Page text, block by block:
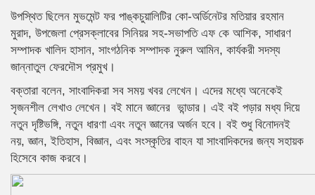
উপস্থিত ছিলেন মুভমেন্ট ফর পাঙ্কচুয়ালিটির কো-অর্ডিনেটর মতিয়ার রহমান
মুরাদ, উপজেলা প্রেসক্লাবের সিনিয়র সহ-সভাপতি এফ কে আশিক, সাধারণ
সম্পাদক খালিদ হাসান, সাংগঠনিক সম্পাদক নুরুল আমিন, কার্যকরী সদস্য
জান্নাতুল ফেরদৌস প্রমুখ।
বক্তারা বলেন, সাংবাদিকরা সব সময় খবর লেখেন। এদের মধ্যে অনেকেই
সৃজনশীল লেখাও লেখেন। বই মানে জ্ঞানের ভান্ডার। এই বই পড়ার মধ্য দিয়ে
নতুন দৃষ্টিভঙ্গি, নতুন ধারণা এবং নতুন জ্ঞানের অর্জন হবে। বই শুধু বিনোদনই
নয়, জ্ঞান, ইতিহাস, বিজ্ঞান, এবং সংস্কৃতির বাহন যা সাংবাদিকদের জন্য সহায়ক
হিসেবে কাজ করবে।